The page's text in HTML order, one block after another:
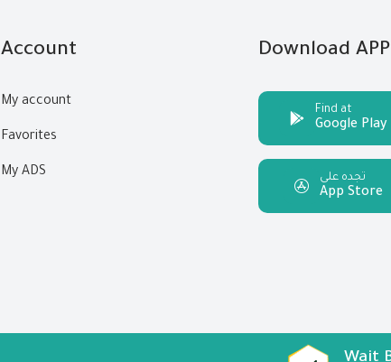
Account
My account
Favorites
My ADS
Download APP
Find at
Google Play
تجده على
App Store